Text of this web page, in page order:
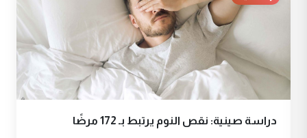
دراسة صينية: نقص النوم يرتبط بـ 172 مرضًا